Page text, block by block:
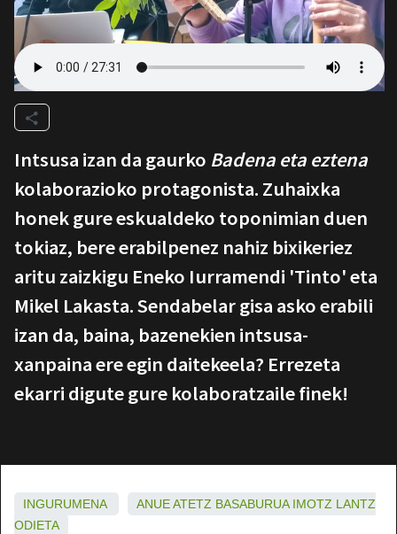
Intsusa izan da gaurko Badena eta eztena
kolaborazioko protagonista. Zuhaixka
honek gure eskualdeko toponimian duen
tokiaz, bere erabilpenez nahiz bixikeriez
aritu zaizkigu Eneko Iurramendi 'Tinto' eta
Mikel Lakasta. Sendabelar gisa asko erabili
izan da, baina, bazenekien intsusa-
xanpaina ere egin daitekeela? Errezeta
ekarri digute gure kolaboratzaile finek!
INGURUMENA ANUEATETZ BASABURUA IMOTZ LANTZ
ODIETA